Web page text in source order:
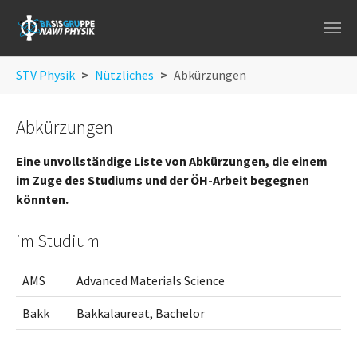
STV Physik Nützliches Abkürzungen
Abkürzungen
Eine unvollständige Liste von Abkürzungen, die einem
im Zuge des Studiums und der ÖH-Arbeit begegnen
könnten.
im Studium
AMS Advanced Materials Science
Bakk Bakkalaureat, Bachelor